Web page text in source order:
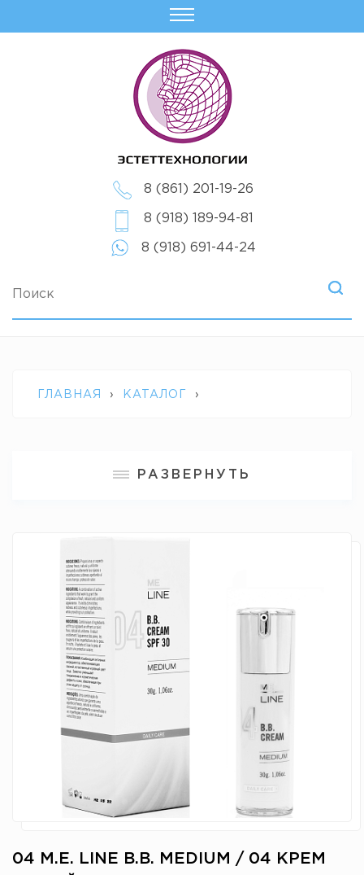
8 (861) 201-19-26
8 (918) 189-94-81
8 (918) 691-44-24
ГЛАВНАЯ › КАТАЛОГ ›
РАЗВЕРНУТЬ
04 M.E. LINE B.B. MEDIUM / 04 КРЕМ